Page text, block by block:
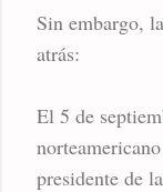
Sin embargo,
atrás:
El 5 de
presidente de